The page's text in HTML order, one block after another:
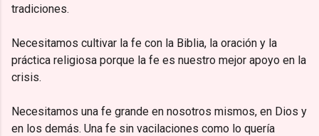
tradiciones.
Necesitamos cultivar la fe con la Biblia, la oración y la
práctica religiosa porque la fe es nuestro mejor apoyo en la
crisis.
Necesitamos una fe grande en nosotros mismos, en Dios y
en los demás. Una fe sin vacilaciones como lo quería